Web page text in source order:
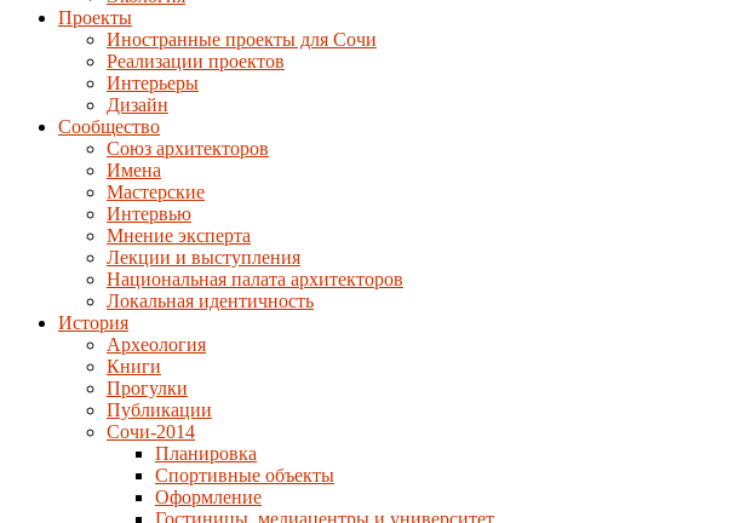
Проекты
Иностранные проекты для Сочи
Реализации проектов
Интерьеры
Дизайн
Сообщество
Союз архитекторов
Имена
Мастерские
Интервью
Мнение эксперта
Лекции и выступления
Национальная палата архитекторов
Локальная идентичность
История
Археология
Книги
Прогулки
Публикации
Сочи-2014
Планировка
Спортивные объекты
Оформление
Гостиницы, медиацентры и университет